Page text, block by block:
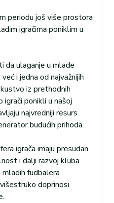
periodu još više prostora
igračima poniklim u
da ulaganje u mlade
i jedna od najvažnijih
iz prethodnih
igrači ponikli u našoj
najvredniji resurs
budućih prihoda.
igrača imaju presudan
i dalji razvoj kluba.
fudbalera
doprinosi